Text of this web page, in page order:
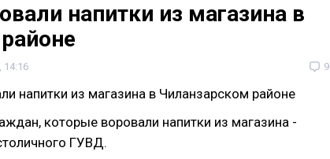
напитки из магазина в
14:16 9
которые воровали напитки из магазина -
ГУВД.